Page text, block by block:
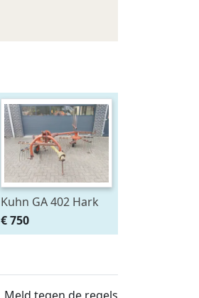
Kuhn GA 402 Hark
€ 750